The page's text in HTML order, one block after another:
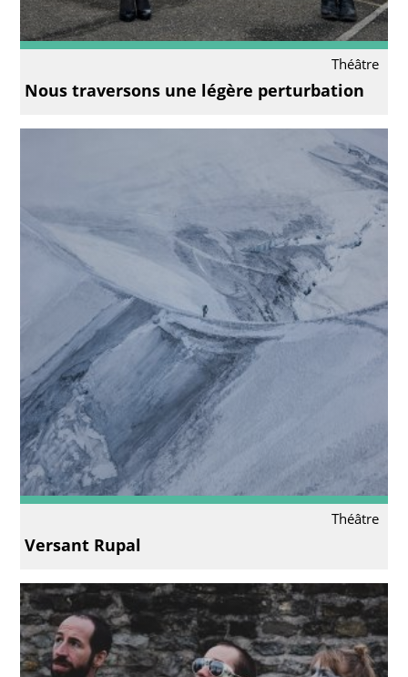
Théâtre
Nous traversons une légère perturbation
Théâtre
Versant Rupal